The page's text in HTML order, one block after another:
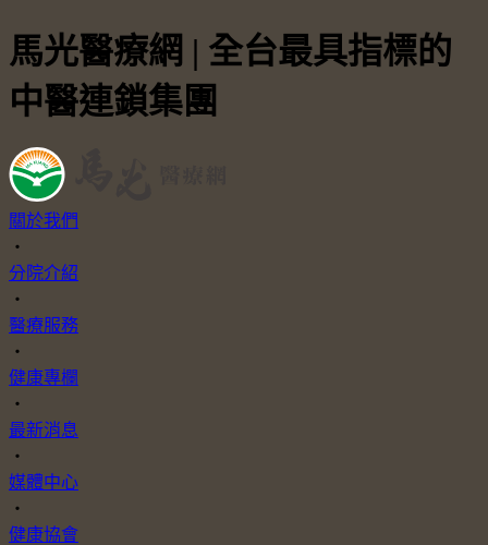
馬光醫療網 | 全台最具指標的
中醫連鎖集團
關於我們
・
分院介紹
・
醫療服務
・
健康專欄
・
最新消息
・
媒體中心
・
健康協會